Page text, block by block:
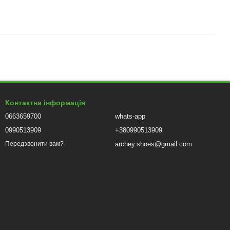
Контактна інформація
0663659700
0990513909
Передзвонити вам?
whats-app
+380990513909
archey.shoes@gmail.com